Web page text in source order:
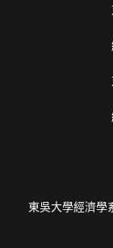
東吳大學經濟